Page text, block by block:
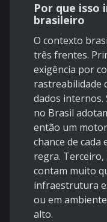
Por que isso
brasileiro
O contexto
três frentes.
exigência por
rastreabilidade
dados internos.
no Brasil
então um
chance de
regra. Terceiro,
contam muito
infraestrutura
ou em
alto.